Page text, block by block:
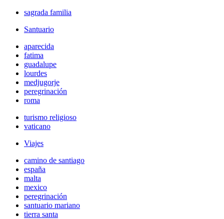
sagrada familia
Santuario
aparecida
fatima
guadalupe
lourdes
medjugorje
peregrinación
roma
turismo religioso
vaticano
Viajes
camino de santiago
españa
malta
mexico
peregrinación
santuario mariano
tierra santa